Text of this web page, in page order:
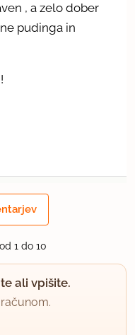
, a zelo dober
pudinga in
in na moje
1 do 10
ali vpišite.